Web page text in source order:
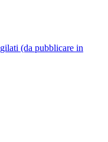
(da pubblicare in